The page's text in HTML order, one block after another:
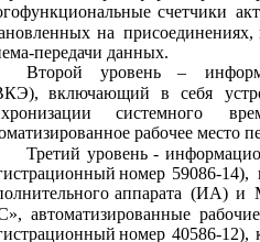
счетчики
на присоединениях,
передачи данных.
Второй
уровень –
включающий в себя
системного
рабочее
Третий уровень -
номер 59086-14),
аппарата (ИА) и
автоматизированные рабочие
номер 40586-12),